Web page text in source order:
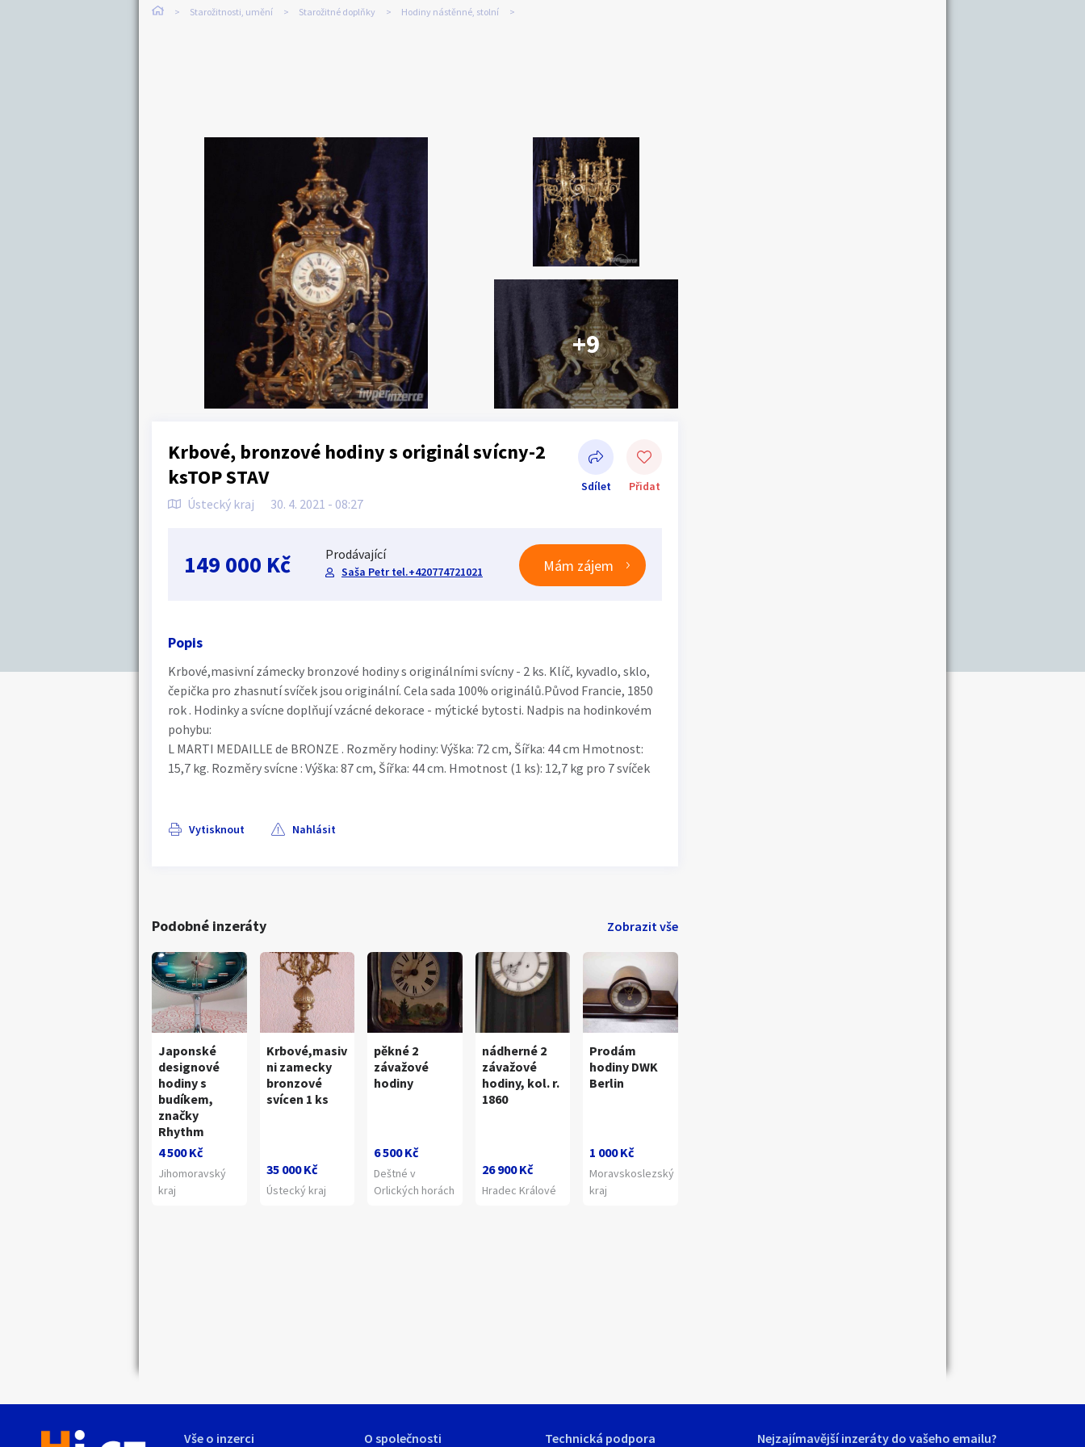
Starožitnosti, umění Starožitné doplňky Hodiny nástěnné, stolní
+9
Krbové, bronzové hodiny s originál svícny-2
ksTOP STAV
Ústecký kraj 30. 4. 2021 - 08:27
Sdílet Přidat
Sdílet na Facebooku
149 000 Kč Prodávající
Saša Petr tel.+420774721021 Mám zájem
Popis
Krbové,masivní zámecky bronzové hodiny s originálními svícny - 2 ks. Klíč, kyvadlo, sklo,
čepička pro zhasnutí svíček jsou originální. Cela sada 100% originálů.Původ Francie, 1850
rok . Hodinky a svícne doplňují vzácné dekorace - mýtické bytosti. Nadpis na hodinkovém
pohybu:
L MARTI MEDAILLE de BRONZE . Rozměry hodiny: Výška: 72 cm, Šířka: 44 cm Hmotnost:
15,7 kg. Rozměry svícne : Výška: 87 cm, Šířka: 44 cm. Hmotnost (1 ks): 12,7 kg pro 7 svíček
Vytisknout Nahlásit
Podobné inzeráty Zobrazit vše
Japonské
designové
hodiny s
budíkem,
značky
Rhythm
4 500 Kč
Jihomoravský
kraj
Krbové,masiv
ni zamecky
bronzové
svícen 1 ks
35 000 Kč
Ústecký kraj
pěkné 2
závažové
hodiny
6 500 Kč
Deštné v
Orlických horách
nádherné 2
závažové
hodiny, kol. r.
1860
26 900 Kč
Hradec Králové
Prodám
hodiny DWK
Berlin
1 000 Kč
Moravskoslezský
kraj
Vše o inzerci O společnosti Technická podpora Nejzajímavější inzeráty do vašeho emailu?